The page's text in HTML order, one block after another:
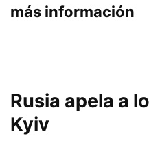
más información
Rusia apela a
Kyiv